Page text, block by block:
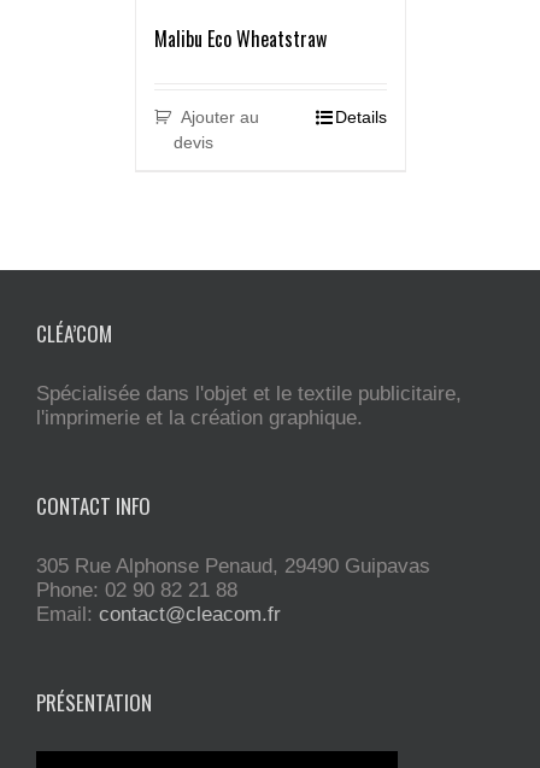
Malibu Eco Wheatstraw
Ajouter au
devis
Details
CLÉA’COM
Spécialisée dans l'objet et le textile publicitaire,
l'imprimerie et la création graphique.
CONTACT INFO
305 Rue Alphonse Penaud, 29490 Guipavas
Phone: 02 90 82 21 88
Email: contact@cleacom.fr
PRÉSENTATION